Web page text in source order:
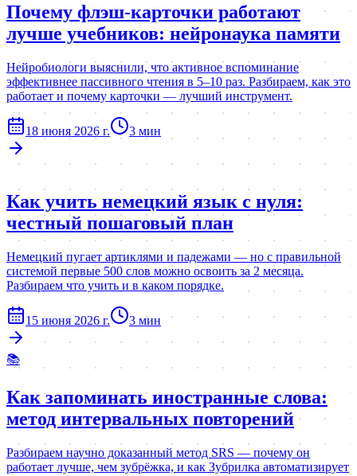
Почему флэш-карточки работают
лучше учебников: нейронаука памяти
Нейробиологи выяснили, что активное вспоминание
эффективнее пассивного чтения в 5–10 раз. Разбираем, как это
работает и почему карточки — лучший инструмент.
18 июня 2026 г. 3 мин
Как учить немецкий язык с нуля:
честный пошаговый план
Немецкий пугает артиклями и падежами — но с правильной
системой первые 500 слов можно освоить за 2 месяца.
Разбираем что учить и в каком порядке.
15 июня 2026 г. 3 мин
📚
Как запоминать иностранные слова:
метод интервальных повторений
Разбираем научно доказанный метод SRS — почему он
работает лучше, чем зубрёжка, и как Зубрилка автоматизирует